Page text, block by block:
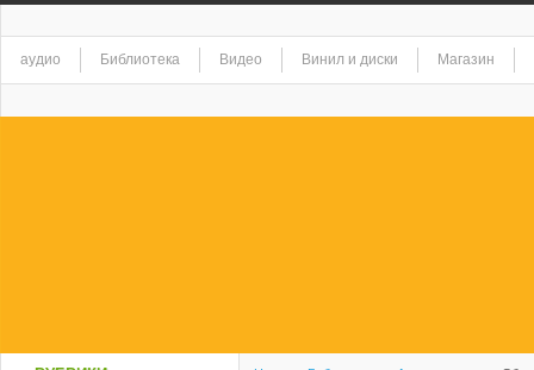
аудио Библиотека Видео Винил и диски Магазин